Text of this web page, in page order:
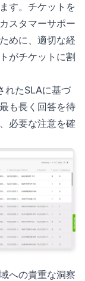
す。チケットを
スタマーサポー
めに、適切な経
がチケットに割
れたSLAに基づ
も長く回答を待
必要な注意を確
への貴重な洞察